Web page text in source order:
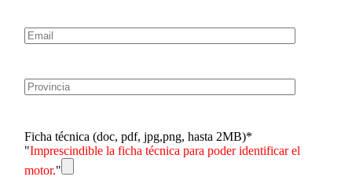
Ficha técnica (doc, pdf, jpg,png, hasta 2MB)*
"Imprescindible la ficha técnica para poder identificar el
motor."